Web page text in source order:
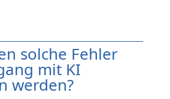
solche Fehler
mit KI
werden?